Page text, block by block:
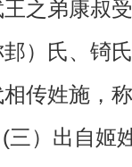
之弟康叔
邽）氏、锜
传姓施，
出自姬姓，